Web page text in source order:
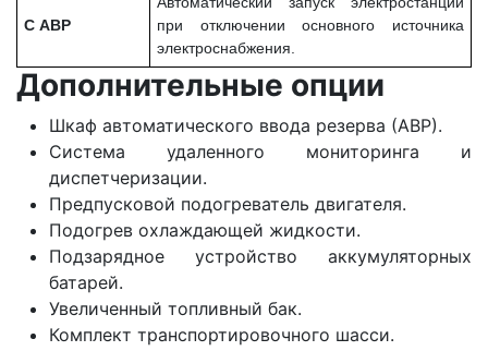
С АВР
при отключении основного источника
электроснабжения.
Дополнительные опции
Шкаф автоматического ввода резерва (АВР).
Система удаленного мониторинга и
диспетчеризации.
Предпусковой подогреватель двигателя.
Подогрев охлаждающей жидкости.
Подзарядное устройство аккумуляторных
батарей.
Увеличенный топливный бак.
Комплект транспортировочного шасси.